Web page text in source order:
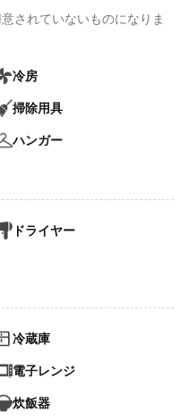
されていないものになりま
冷房
掃除用具
ハンガー
ドライヤー
冷蔵庫
電子レンジ
炊飯器